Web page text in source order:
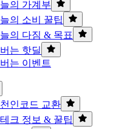
의 가계부
의 소비 꿀팁
의 다짐 & 목표
는 핫딜
는 이벤트
인코드 교환
크 정보 & 꿀팁